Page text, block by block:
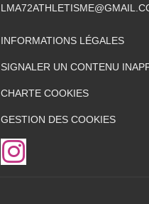
INFORMATIONS LÉGALES
SIGNALER UN CONTENU
CHARTE COOKIES
GESTION DES COOKIES